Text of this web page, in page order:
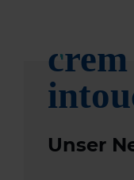
Unser